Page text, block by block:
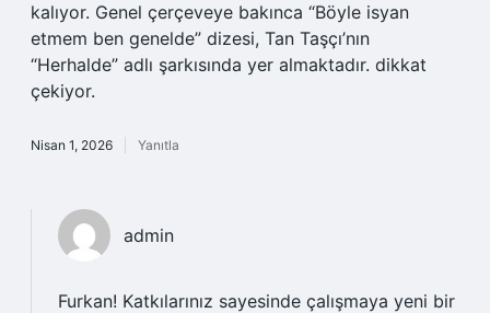
kalıyor. Genel çerçeveye bakınca “Böyle isyan
etmem ben genelde” dizesi, Tan Taşçı’nın
“Herhalde” adlı şarkısında yer almaktadır. dikkat
çekiyor.
Nisan 1, 2026 Yanıtla
admin
Furkan! Katkılarınız sayesinde çalışmaya yeni bir